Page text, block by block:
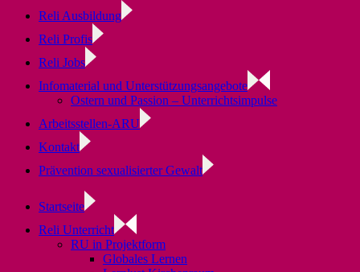
Reli Ausbildung
Reli Profis
Reli Jobs
Infomaterial und Unterstützungsangebote
Ostern und Passion – Unterrichtsimpulse
Arbeitsstellen-ARU
Kontakt
Prävention sexualisierter Gewalt
Startseite
Reli Unterricht
RU in Projektform
Globales Lernen